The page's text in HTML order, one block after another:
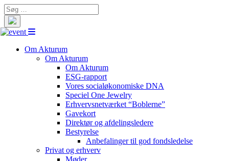
Search
for:
Om Akturum
Om Akturum
Om Akturum
ESG-rapport
Vores socialøkonomiske DNA
Speciel One Jewelry
Erhvervsnetværket “Boblerne”
Gavekort
Direktør og afdelingsledere
Bestyrelse
Anbefalinger til god fondsledelse
Privat og erhverv
Møder